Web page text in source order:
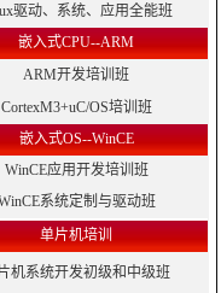
驱动、系统、应用全能班
嵌入式CPU--ARM
ARM开发培训班
CortexM3+uC/OS培训班
嵌入式OS--WinCE
WinCE应用开发培训班
系统定制与驱动班
单片机培训
机系统开发初级和中级班